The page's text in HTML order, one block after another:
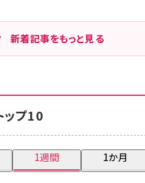
新着記事をもっと見る
ップ10
1週間 1か月